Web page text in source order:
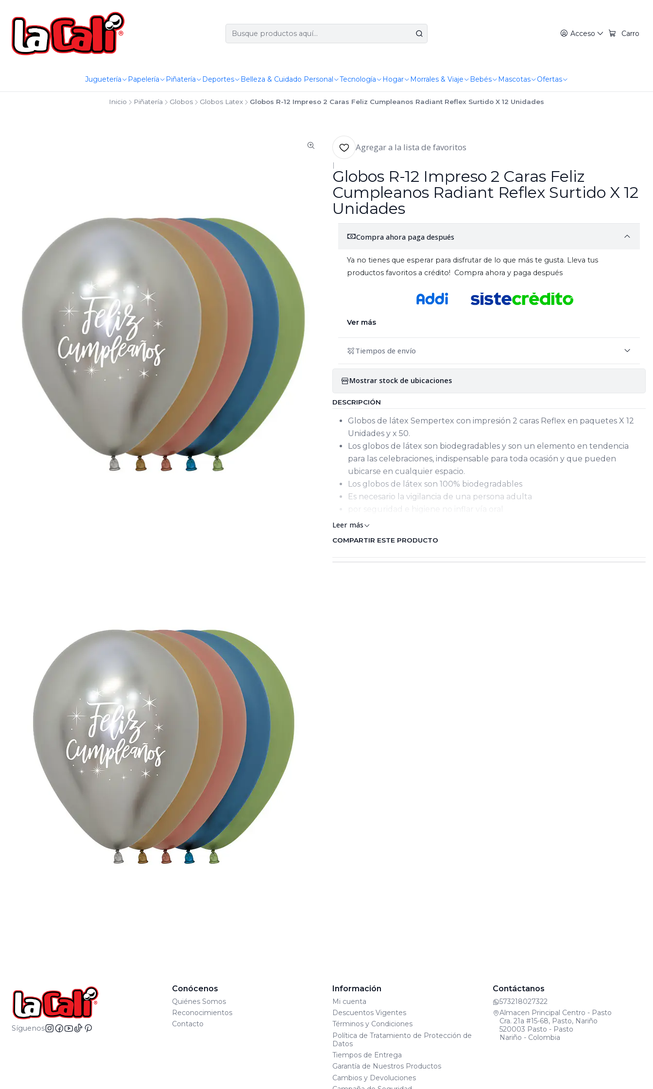
Acceso Carro
Juguetería Papelería Piñatería Deportes Belleza & Cuidado Personal Tecnología Hogar Morrales & Viaje Bebés Mascotas Ofertas
Inicio Piñatería Globos Globos Latex Globos R-12 Impreso 2 Caras Feliz Cumpleanos Radiant Reflex Surtido X 12 Unidades
Agregar a la lista de favoritos
|
Globos R-12 Impreso 2 Caras Feliz
Cumpleanos Radiant Reflex Surtido X 12
Unidades
Compra ahora paga después
Ya no tienes que esperar para disfrutar de lo que más te gusta. Lleva tus
productos favoritos a crédito! Compra ahora y paga después
Ver más
Tiempos de envío
Mostrar stock de ubicaciones
DESCRIPCIÓN
Globos de látex Sempertex con impresión 2 caras Reflex en paquetes X 12
Unidades y x 50.
Los globos de látex son biodegradables y son un elemento en tendencia
para las celebraciones, indispensable para toda ocasión y que pueden
ubicarse en cualquier espacio.
Los globos de látex son 100% biodegradables
Es necesario la vigilancia de una persona adulta
por seguridad e higiene no inflar vía oral
Leer más
COMPARTIR ESTE PRODUCTO
Síguenos
Conócenos
Quiénes Somos
Reconocimientos
Contacto
Información
Mi cuenta
Descuentos Vigentes
Términos y Condiciones
Política de Tratamiento de Protección de
Datos
Tiempos de Entrega
Garantía de Nuestros Productos
Cambios y Devoluciones
Contáctanos
573218027322
Almacen Principal Centro - Pasto
Cra. 21a #15-68, Pasto, Nariño
520003 Pasto - Pasto
Nariño - Colombia